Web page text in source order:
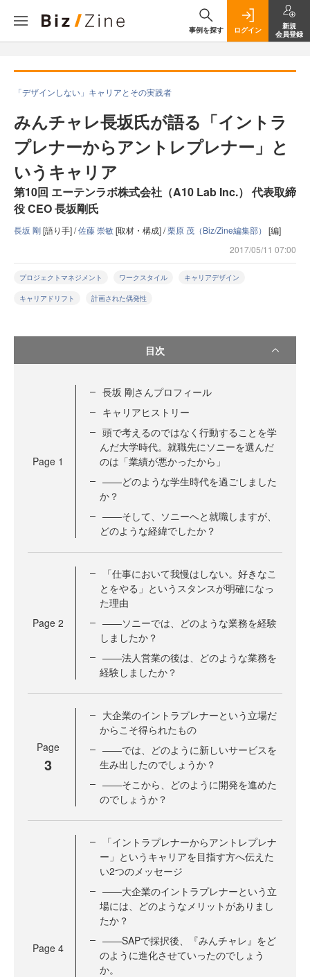
事例を探す ログイン
新規
会員登録
「デザインしない」キャリアとその実践者
みんチャレ長坂氏が語る「イントラ
プレナーからアントレプレナー」と
いうキャリア
第10回 エーテンラボ株式会社（A10 Lab Inc.） 代表取締
役 CEO 長坂剛氏
長坂 剛[語り手] /佐藤 崇敏[取材・構成] /栗原 茂（Biz/Zine編集部） [編]
2017/05/11 07:00
プロジェクトマネジメント ワークスタイル キャリアデザイン
キャリアドリフト 計画された偶発性
目次
Page 1
長坂 剛さんプロフィール
キャリアヒストリー
頭で考えるのではなく行動することを学
んだ大学時代。就職先にソニーを選んだ
のは「業績が悪かったから」
——どのような学生時代を過ごしました
か？
——そして、ソニーへと就職しますが、
どのような経緯でしたか？
Page 2
「仕事において我慢はしない。好きなこ
とをやる」というスタンスが明確になっ
た理由
——ソニーでは、どのような業務を経験
しましたか？
——法人営業の後は、どのような業務を
経験しましたか？
Page
3
大企業のイントラプレナーという立場だ
からこそ得られたもの
——では、どのように新しいサービスを
生み出したのでしょうか？
——そこから、どのように開発を進めた
のでしょうか？
Page 4
「イントラプレナーからアントレプレナ
ー」というキャリアを目指す方へ伝えた
い2つのメッセージ
——大企業のイントラプレナーという立
場には、どのようなメリットがありまし
たか？
——SAPで採択後、『みんチャレ』をど
のように進化させていったのでしょう
か。